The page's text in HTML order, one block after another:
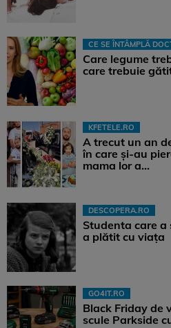
CE SE ÎNTÂMPLĂ
Care legume
care trebuie
KFETELE.RO
A trecut un an
în care și-au
mama lor a…
DESCOPERA.RO
Studenta care
a plătit cu viața
GO4IT.RO
Black Friday de
scule Parkside